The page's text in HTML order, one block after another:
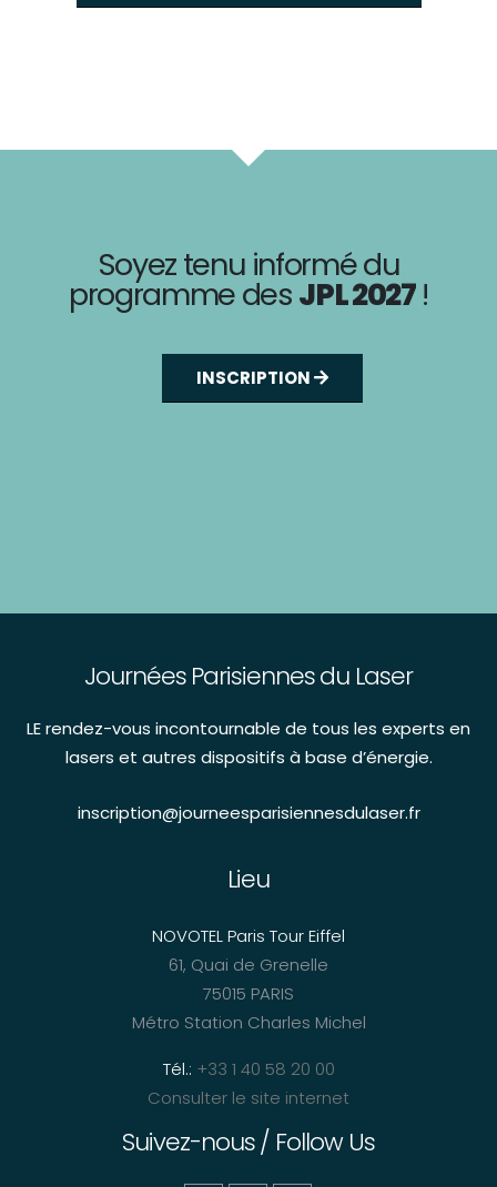
Soyez tenu informé du
programme desJPL 2027!
INSCRIPTION
Journées Parisiennes du Laser
LE rendez-vous incontournable de tous les experts en
lasers et autres dispositifs à base d’énergie.
inscription@journeesparisiennesdulaser.fr
Lieu
NOVOTEL Paris Tour Eiffel
61, Quai de Grenelle
75015 PARIS
Métro Station Charles Michel
Tél.: +33 1 40 58 20 00
Consulter le site internet
Suivez-nous / Follow Us